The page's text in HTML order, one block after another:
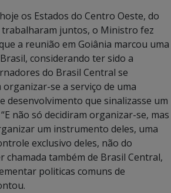
os Estados do Centro Oeste, do
trabalharam juntos, o Ministro fez
a reunião em Goiânia marcou uma
considerando ter sido a
do Brasil Central se
se a serviço de uma
desenvolvimento que sinalizasse um
não só decidiram organizar-se, mas
um instrumento deles, uma
exclusivo deles, não do
chamada também de Brasil Central,
politicas comuns de